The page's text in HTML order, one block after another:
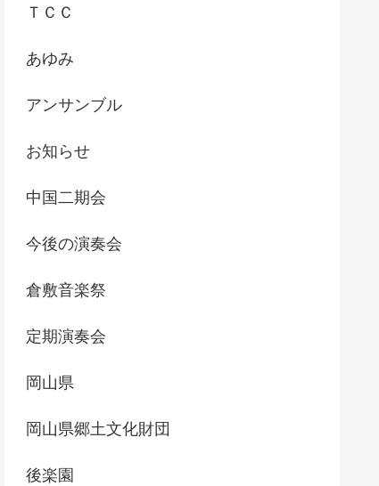
ＴＣＣ
あゆみ
アンサンブル
お知らせ
中国二期会
今後の演奏会
倉敷音楽祭
定期演奏会
岡山県
岡山県郷土文化財団
後楽園